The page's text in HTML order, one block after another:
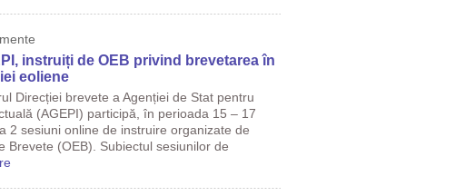
instruiți de OEB privind brevetarea în
eoliene
Direcției brevete a Agenției de Stat pentru
(AGEPI) participă, în perioada 15 – 17
2 sesiuni online de instruire organizate de
Brevete (OEB). Subiectul sesiunilor de